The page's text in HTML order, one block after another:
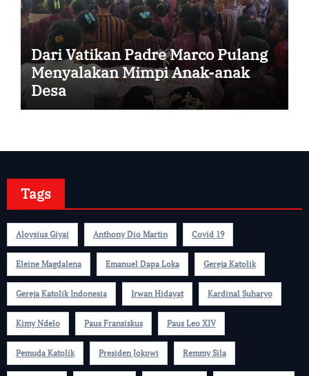
Dari Vatikan Padre Marco Pulang
Menyalakan Mimpi Anak-anak
Desa
Tags
Aloysius Giyai Anthony Dio Martin Covid 19
Eleine Magdalena Emanuel Dapa Loka Gereja Katolik
Gereja Katolik Indonesia Irwan Hidayat Kardinal Suharyo
Kimy Ndelo Paus Fransiskus Paus Leo XIV
Pemuda Katolik Presiden Jokowi Remmy Sila